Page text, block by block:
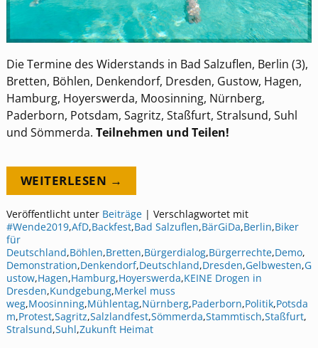
Die Termine des Widerstands in Bad Salzuflen, Berlin (3),
Bretten, Böhlen, Denkendorf, Dresden, Gustow, Hagen,
Hamburg, Hoyerswerda, Moosinning, Nürnberg,
Paderborn, Potsdam, Sagritz, Staßfurt, Stralsund, Suhl
und Sömmerda. Teilnehmen und Teilen!
WEITERLESEN →
Veröffentlicht unter Beiträge| Verschlagwortet mit
#Wende2019,AfD,Backfest,Bad Salzuflen,BärGiDa,Berlin,Biker
für
Deutschland,Böhlen,Bretten,Bürgerdialog,Bürgerrechte,Demo,
Demonstration,Denkendorf,Deutschland,Dresden,Gelbwesten,G
ustow,Hagen,Hamburg,Hoyerswerda,KEINE Drogen in
Dresden,Kundgebung,Merkel muss
weg,Moosinning,Mühlentag,Nürnberg,Paderborn,Politik,Potsda
m,Protest,Sagritz,Salzlandfest,Sömmerda,Stammtisch,Staßfurt,
Stralsund,Suhl,Zukunft Heimat